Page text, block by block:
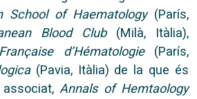
School of Haematology(París,
Blood Club(Milà, Itàlia),
d’Hématologie(París,
(Pavia, Itàlia) de la que és
Annals of Hemtaology